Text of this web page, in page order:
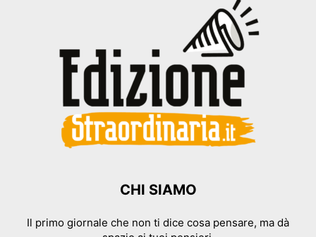
CHI SIAMO
Il primo giornale che non ti dice cosa pensare, ma dà